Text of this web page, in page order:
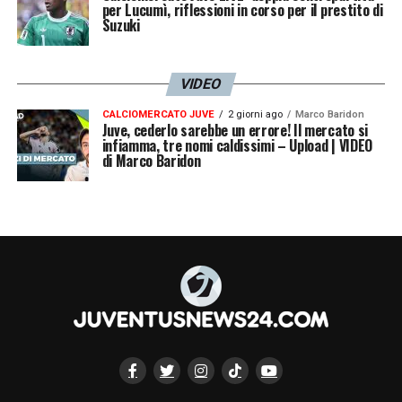
7′ ADZIC-OPENDA –
con il tocco in profondità elegante di Adzic
per l’avanzata di Openda: il tiro si spegne
largo sul fondo ma l’arbitro fischia
fuorigioco.
9′ BREMER DICE NO! –La Dea prova ad
andare in avanti con il tocco per Sulemana
nei pressi dell’area di rigore bianconera:
Bremer dice no! Che pallone sanguinoso
perso da Adzic…
per Lucumì, riflessioni in corso per il prestito di
Suzuki
VIDEO
CALCIOMERCATO JUVE 2 giorni ago Marco Baridon
Juve, cederlo sarebbe un errore! Il mercato si
infiamma, tre nomi caldissimi – Upload | VIDEO
di Marco Baridon